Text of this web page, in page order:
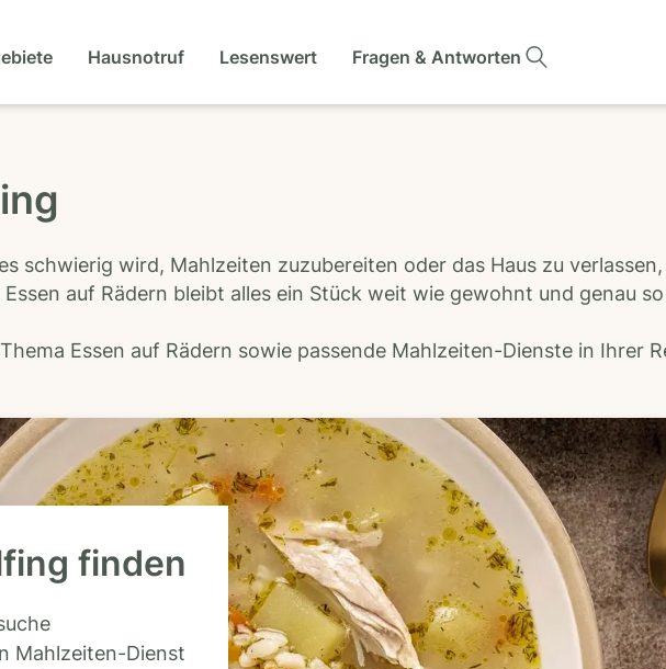
Hausnotruf Lesenswert Fragen & Antworten
schwierig wird, Mahlzeiten zuzubereiten oder das Haus zu
auf Rädern bleibt alles ein Stück weit wie gewohnt und genau
Essen auf Rädern sowie passende Mahlzeiten-Dienste in Ihrer
finden
Mahlzeiten-Dienst